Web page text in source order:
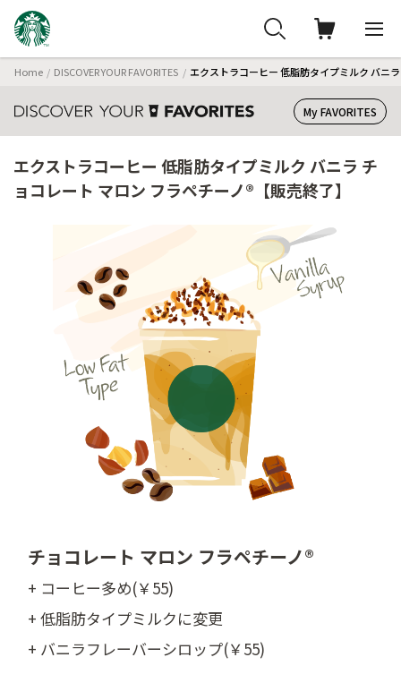
Home DISCOVER YOUR FAVORITES エクストラコーヒー 低脂肪タイプミルク バニ
My FAVORITES
エクストラコーヒー 低脂肪タイプミルク バニラ チ
ョコレート マロン フラペチーノ®【販売終了】
チョコレート マロン フラペチーノ®
+ コーヒー多め(￥55)
+ 低脂肪タイプミルクに変更
+ バニラフレーバーシロップ(￥55)